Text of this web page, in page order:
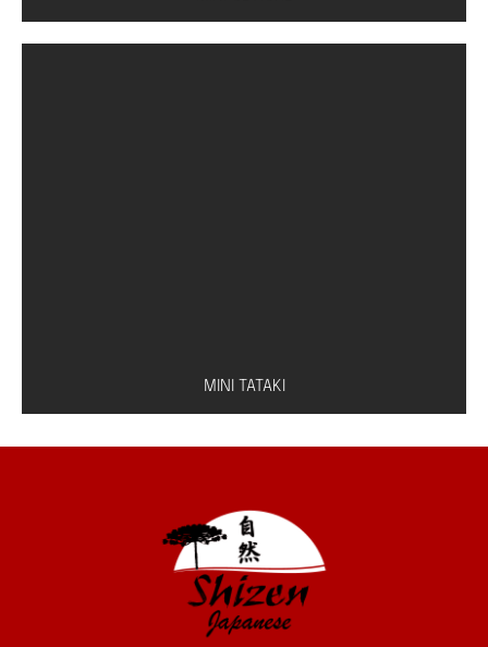
MINI TATAKI
Peixe à escolha (salmão, atum ou peixe branco)
com molho especial de shoyu e limão